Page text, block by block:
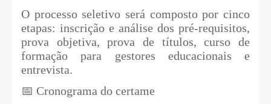
O processo seletivo será composto por cinco
etapas: inscrição e análise dos pré-requisitos,
prova objetiva, prova de títulos, curso de
formação para gestores educacionais e
entrevista.
📅 Cronograma do certame